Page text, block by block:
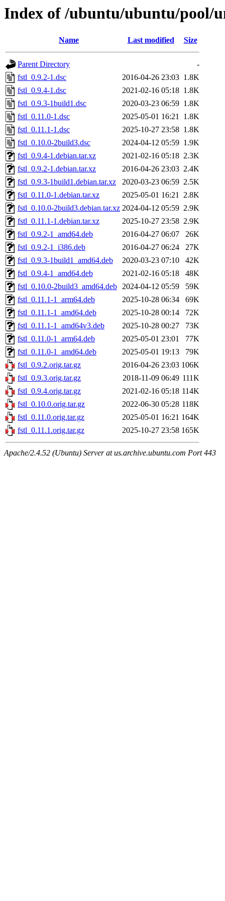
Index of /ubuntu/ubuntu/pool/
Name Last modified Size
Parent Directory
-
fstl_0.9.2-1.dsc
2016-04-26 23:03 1.8K
fstl_0.9.4-1.dsc
2021-02-16 05:18 1.8K
fstl_0.9.3-1build1.dsc
2020-03-23 06:59 1.8K
fstl_0.11.0-1.dsc
2025-05-01 16:21 1.8K
fstl_0.11.1-1.dsc
2025-10-27 23:58 1.8K
fstl_0.10.0-2build3.dsc
2024-04-12 05:59 1.9K
fstl_0.9.4-1.debian.tar.xz
2021-02-16 05:18 2.3K
fstl_0.9.2-1.debian.tar.xz
2016-04-26 23:03 2.4K
fstl_0.9.3-1build1.debian.tar.xz
2020-03-23 06:59 2.5K
fstl_0.11.0-1.debian.tar.xz
2025-05-01 16:21 2.8K
fstl_0.10.0-2build3.debian.tar.xz 2024-04-12 05:59 2.9K
fstl_0.11.1-1.debian.tar.xz
2025-10-27 23:58 2.9K
fstl_0.9.2-1_amd64.deb
2016-04-27 06:07
26K
fstl_0.9.2-1_i386.deb
2016-04-27 06:24
27K
fstl_0.9.3-1build1_amd64.deb
2020-03-23 07:10
42K
fstl_0.9.4-1_amd64.deb
2021-02-16 05:18
48K
fstl_0.10.0-2build3_amd64.deb 2024-04-12 05:59
59K
fstl_0.11.1-1_arm64.deb
2025-10-28 06:34
69K
fstl_0.11.1-1_amd64.deb
2025-10-28 00:14
72K
fstl_0.11.1-1_amd64v3.deb
2025-10-28 00:27
73K
fstl_0.11.0-1_arm64.deb
2025-05-01 23:01
77K
fstl_0.11.0-1_amd64.deb
2025-05-01 19:13
79K
fstl_0.9.2.orig.tar.gz
2016-04-26 23:03 106K
fstl_0.9.3.orig.tar.gz
2018-11-09 06:49 111K
fstl_0.9.4.orig.tar.gz
2021-02-16 05:18 114K
fstl_0.10.0.orig.tar.gz
2022-06-30 05:28 118K
fstl_0.11.0.orig.tar.gz
2025-05-01 16:21 164K
fstl_0.11.1.orig.tar.gz
2025-10-27 23:58 165K
Apache/2.4.52 (Ubuntu) Server at us.archive.ubuntu.com Port 443